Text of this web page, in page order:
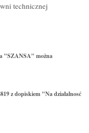
technicznej
"SZANSA" można
z dopiskiem "Na działalnosć